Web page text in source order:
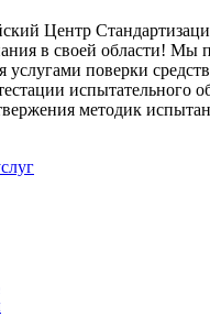
Центр
в своей области! Мы
услугами поверки
испытательного
методик